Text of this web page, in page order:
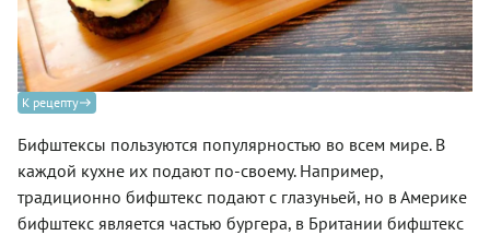
К рецепту
Бифштексы пользуются популярностью во всем мире. В
каждой кухне их подают по-своему. Например,
традиционно бифштекс подают с глазуньей, но в Америке
бифштекс является частью бургера, в Британии бифштекс